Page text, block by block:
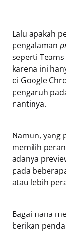
Lalu apakah
pengalaman
seperti Teams
karena ini
di Google
pengaruh
nantinya.
Namun, yang
memilih
adanya
pada
atau lebih
Bagaimana
berikan